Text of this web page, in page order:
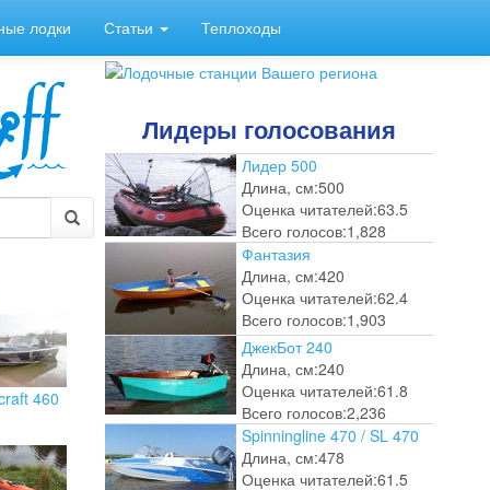
лодки Статьи Теплоходы
460
Лидеры голосования
Лидер 500
Длина, см:500
Оценка читателей:63.5
Всего голосов:1,828
Фантазия
Длина, см:420
Оценка читателей:62.4
Всего голосов:1,903
ДжекБот 240
Длина, см:240
Оценка читателей:61.8
Всего голосов:2,236
Spinningline 470 / SL 470
Длина, см:478
Оценка читателей:61.5